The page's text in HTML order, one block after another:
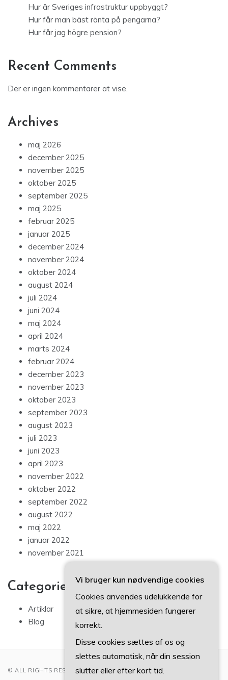
Hur är Sveriges infrastruktur uppbyggt?
Hur får man bäst ränta på pengarna?
Hur får jag högre pension?
Recent Comments
Der er ingen kommentarer at vise.
Archives
maj 2026
december 2025
november 2025
oktober 2025
september 2025
maj 2025
februar 2025
januar 2025
december 2024
november 2024
oktober 2024
august 2024
juli 2024
juni 2024
maj 2024
april 2024
marts 2024
februar 2024
december 2023
november 2023
oktober 2023
september 2023
august 2023
juli 2023
juni 2023
april 2023
november 2022
oktober 2022
september 2022
august 2022
maj 2022
januar 2022
november 2021
Categories
Artiklar
Blog
© ALL RIGHTS RESERVED 2022
Vi bruger kun nødvendige cookies
Cookies anvendes udelukkende for
at sikre, at hjemmesiden fungerer
korrekt.
Disse cookies sættes af os og
slettes automatisk, når din session
slutter eller efter kort tid.